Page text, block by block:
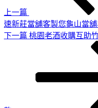
上一篇
速新莊當舖客製您龜山當
下
下一篇 桃園老酒收購互助